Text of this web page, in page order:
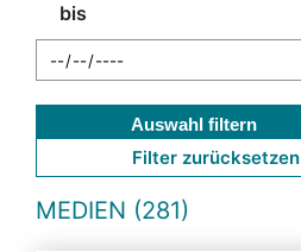
bis
Auswahl filtern
Filter zurücksetzen
MEDIEN (281)